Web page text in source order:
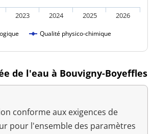
Qualité physico-chimique
2023 2024 2025 2026
de l'eau à Bouvigny-Boyeffles
conforme aux exigences de
pour l'ensemble des paramètres